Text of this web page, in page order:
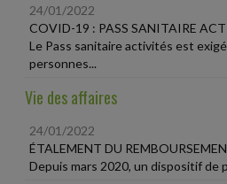
24/01/2022
COVID-19 : PASS SANITAIRE
Le Pass sanitaire activités est
personnes...
Vie des affaires
24/01/2022
ÉTALEMENT DU
Depuis mars 2020, un dispositif de